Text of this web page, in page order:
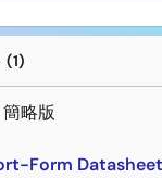
(1)
略版
Form Datasheet